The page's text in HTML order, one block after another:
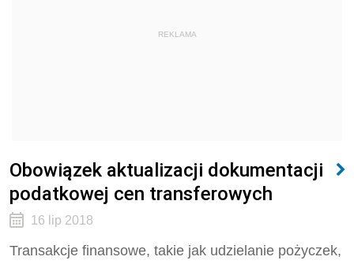
REKLAMA
Obowiązek aktualizacji dokumentacji
podatkowej cen transferowych
16 lip 2018
Transakcje finansowe, takie jak udzielanie pożyczek,